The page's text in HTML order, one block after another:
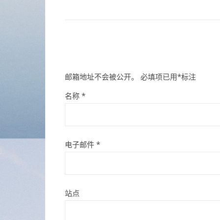
邮箱地址不会被公开。 必填项已用*标注
名称 *
电子邮件 *
站点